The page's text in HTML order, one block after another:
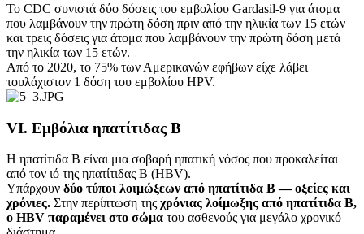
Το CDC συνιστά δύο δόσεις του εμβολίου Gardasil-9 για άτομα
που λαμβάνουν την πρώτη δόση πριν από την ηλικία των 15 ετών
και τρεις δόσεις για άτομα που λαμβάνουν την πρώτη δόση μετά
την ηλικία των 15 ετών.
Από το 2020, το 75% των Αμερικανών εφήβων είχε λάβει
τουλάχιστον 1 δόση του εμβολίου HPV.
VI. Εμβόλια ηπατίτιδας Β
Η ηπατίτιδα Β είναι μια σοβαρή ηπατική νόσος που προκαλείται
από τον ιό της ηπατίτιδας Β (HBV).
Υπάρχουν δύο τύποι λοιμώξεων από ηπατίτιδα Β — οξείες και
χρόνιες. Στην περίπτωση της χρόνιας λοίμωξης από ηπατίτιδα Β,
ο HBV παραμένει στο σώμα του ασθενούς για μεγάλο χρονικό